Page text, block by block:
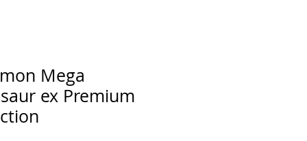
Mega
ex Premium